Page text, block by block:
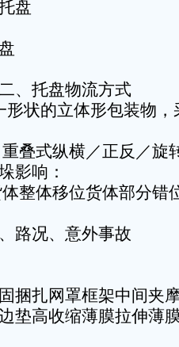
盘
、托盘物流方式
形状的立体形包装物
重叠式纵横／正反／旋
影响：
整体移位货体部分错
路况、意外事故
捆扎网罩框架中间夹
垫高收缩薄膜拉伸薄